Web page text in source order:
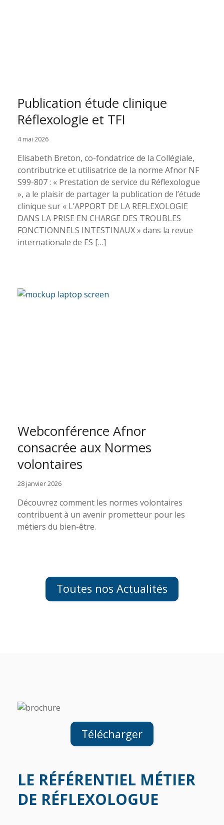
Publication étude clinique
Réflexologie et TFI
4 mai 2026
Elisabeth Breton, co-fondatrice de la Collégiale,
contributrice et utilisatrice de la norme Afnor NF
S99-807 : « Prestation de service du Réflexologue
», a le plaisir de partager la publication de l’étude
clinique sur « L’APPORT DE LA REFLEXOLOGIE
DANS LA PRISE EN CHARGE DES TROUBLES
FONCTIONNELS INTESTINAUX » dans la revue
internationale de ES […]
Webconférence Afnor
consacrée aux Normes
volontaires
28 janvier 2026
Découvrez comment les normes volontaires
contribuent à un avenir prometteur pour les
métiers du bien-être.
Toutes nos Actualités
Télécharger
LE RÉFÉRENTIEL MÉTIER
DE RÉFLEXOLOGUE